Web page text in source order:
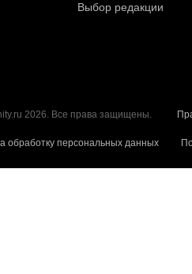
Выбор редакции
2026. Все права защищены.
обработку персональных данных